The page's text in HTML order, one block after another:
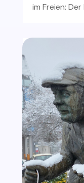
im Freien: Der